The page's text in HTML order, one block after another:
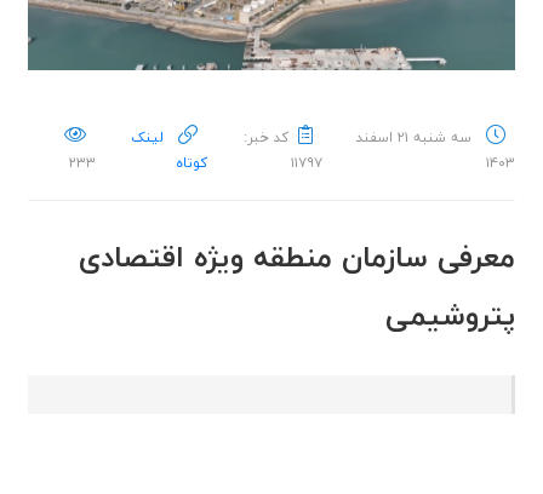
سه شنبه ۲۱ اسفند
۱۴۰۳
کد خبر:
۱۱۷۹۷
لینک
کوتاه
۲۳۳
معرفی سازمان منطقه ویژه اقتصادی
پتروشیمی